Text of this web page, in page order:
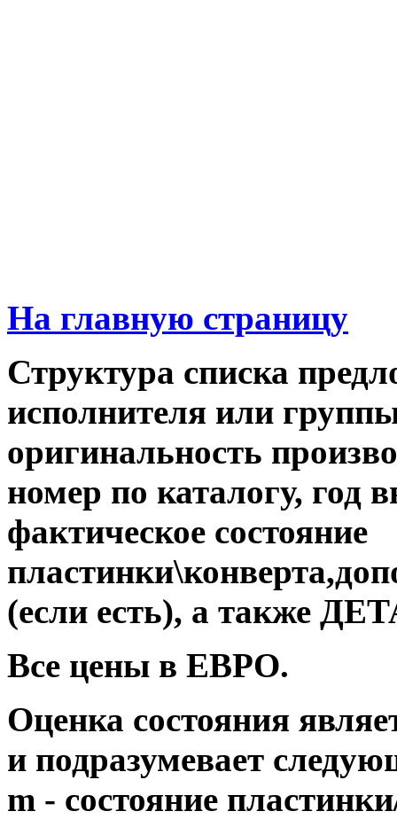
На главную страницу
Структура списка
исполнителя или
оригинальность
номер по каталогу, год
фактическое состояние
(если есть), а также
Все цены в ЕВРО.
Оценка состояния
и подразумевает
m - состояние